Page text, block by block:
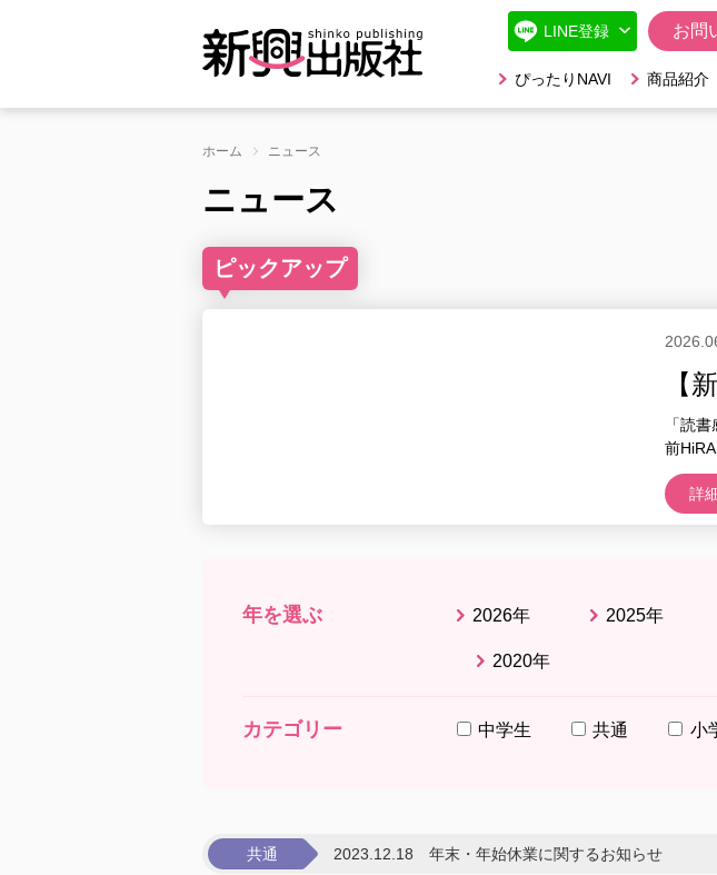
お問
ぴったりNAVI 商品紹介
ホーム ニュース
ニュース
ピックアップ
【
「読
前
詳
年を選ぶ 2026年 2025年
2020年
カテゴリー 中学生 共通 小
共通 2023.12.18 年末・年始休業に関するお知らせ